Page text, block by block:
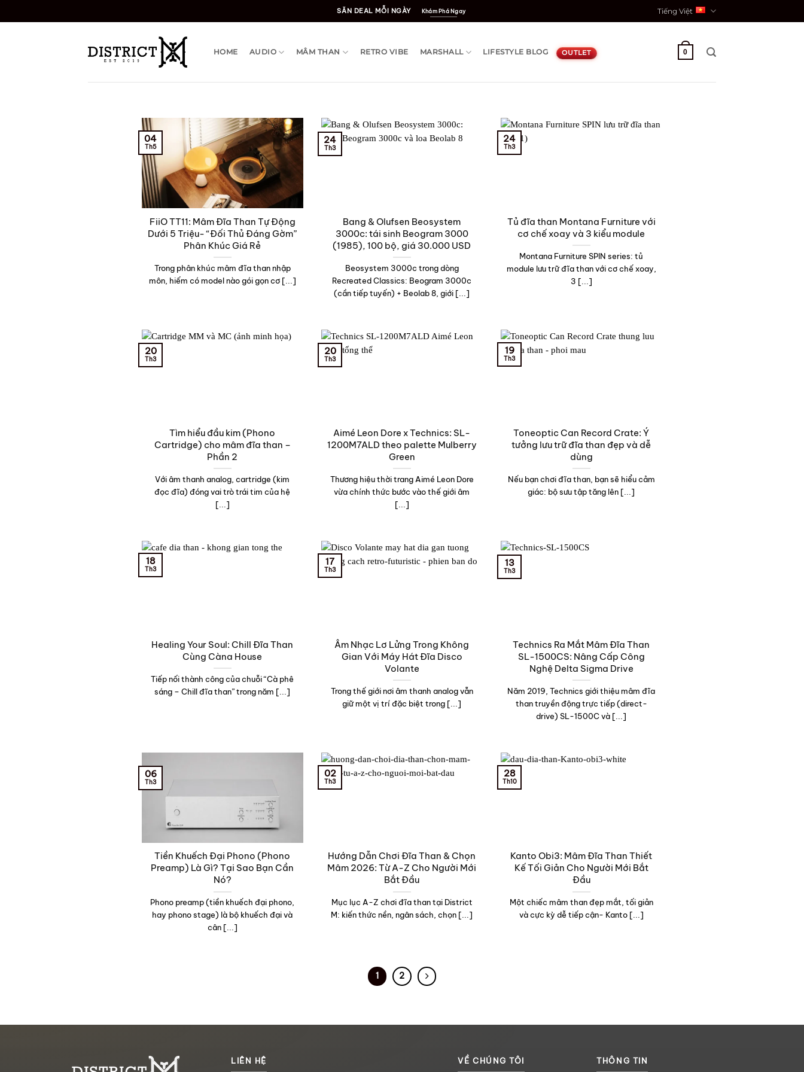
qua
SĂN DEAL MỖI NGÀY Khám Phá Ngay Tiếng Việt
HOME AUDIO MÂM THAN RETRO VIBE MARSHALL LIFESTYLE BLOG OUTLET 0
FiiO TT11: Mâm Đĩa Than Tự Động
Dưới 5 Triệu- “Đối Thủ Đáng Gờm”
Phân Khúc Giá Rẻ
Trong phân khúc mâm đĩa than nhập
môn, hiếm có model nào gói gọn cơ [...]
04
Th5
Bang & Olufsen Beosystem
3000c: tái sinh Beogram 3000
(1985), 100 bộ, giá 30.000 USD
Beosystem 3000c trong dòng
Recreated Classics: Beogram 3000c
(cần tiếp tuyến) + Beolab 8, giới [...]
24
Th3
Tủ đĩa than Montana Furniture với
cơ chế xoay và 3 kiểu module
Montana Furniture SPIN series: tủ
module lưu trữ đĩa than với cơ chế xoay,
3 [...]
24
Th3
Tìm hiểu đầu kim (Phono
Cartridge) cho mâm đĩa than –
Phần 2
Với âm thanh analog, cartridge (kim
đọc đĩa) đóng vai trò trái tim của hệ
[...]
20
Th3
Aimé Leon Dore x Technics: SL-
1200M7ALD theo palette Mulberry
Green
Thương hiệu thời trang Aimé Leon Dore
vừa chính thức bước vào thế giới âm
[...]
20
Th3
Toneoptic Can Record Crate: Ý
tưởng lưu trữ đĩa than đẹp và dễ
dùng
Nếu bạn chơi đĩa than, bạn sẽ hiểu cảm
giác: bộ sưu tập tăng lên [...]
19
Th3
Healing Your Soul: Chill Đĩa Than
Cùng Càna House
Tiếp nối thành công của chuỗi “Cà phê
sáng – Chill đĩa than” trong năm [...]
18
Th3
Âm Nhạc Lơ Lửng Trong Không
Gian Với Máy Hát Đĩa Disco
Volante
Trong thế giới nơi âm thanh analog vẫn
giữ một vị trí đặc biệt trong [...]
17
Th3
Technics Ra Mắt Mâm Đĩa Than
SL-1500CS: Nâng Cấp Công
Nghệ Delta Sigma Drive
Năm 2019, Technics giới thiệu mâm đĩa
than truyền động trực tiếp (direct-
drive) SL-1500C và [...]
13
Th3
Tiền Khuếch Đại Phono (Phono
Preamp) Là Gì? Tại Sao Bạn Cần
Nó?
Phono preamp (tiền khuếch đại phono,
hay phono stage) là bộ khuếch đại và
cân [...]
06
Th3
Hướng Dẫn Chơi Đĩa Than & Chọn
Mâm 2026: Từ A-Z Cho Người Mới
Bắt Đầu
Mục lục A-Z chơi đĩa than tại District
M: kiến thức nền, ngân sách, chọn [...]
02
Th3
Kanto Obi3: Mâm Đĩa Than Thiết
Kế Tối Giản Cho Người Mới Bắt
Đầu
Một chiếc mâm than đẹp mắt, tối giản
và cực kỳ dễ tiếp cận- Kanto [...]
28
Th10
1 2
LIÊN HỆ VỀ CHÚNG TÔI THÔNG TIN